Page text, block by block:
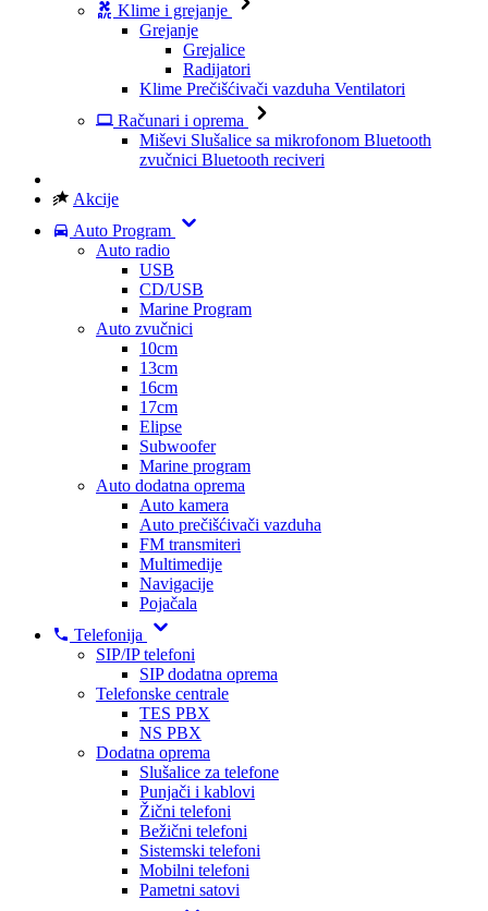
Klime i grejanje
Grejanje
Grejalice
Radijatori
Klime Prečišćivači vazduha Ventilatori
Računari i oprema
Miševi Slušalice sa mikrofonom Bluetooth
zvučnici Bluetooth reciveri
Akcije
Auto Program
Auto radio
USB
CD/USB
Marine Program
Auto zvučnici
10cm
13cm
16cm
17cm
Elipse
Subwoofer
Marine program
Auto dodatna oprema
Auto kamera
Auto prečišćivači vazduha
FM transmiteri
Multimedije
Navigacije
Pojačala
Telefonija
SIP/IP telefoni
SIP dodatna oprema
Telefonske centrale
TES PBX
NS PBX
Dodatna oprema
Slušalice za telefone
Punjači i kablovi
Žični telefoni
Bežični telefoni
Sistemski telefoni
Mobilni telefoni
Pametni satovi